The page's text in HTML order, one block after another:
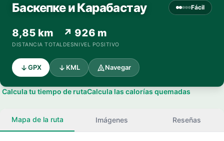
Баскепке и Карабастау Fácil
8,85 km
DISTANCIA TOTAL
↗ 926 m
DESNIVEL POSITIVO
GPX KML Navegar
Calcula tu tiempo de rutaCalcula las calorías quemadas
Mapa de la ruta Imágenes Reseñas